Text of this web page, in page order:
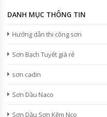
DANH MỤC THÔNG TIN
Hướng dẫn thi công sơn
Sơn Bạch Tuyết giá rẻ
sơn cadin
Sơn Dầu Naco
Sơn Dầu Sơn Kẽm Nco